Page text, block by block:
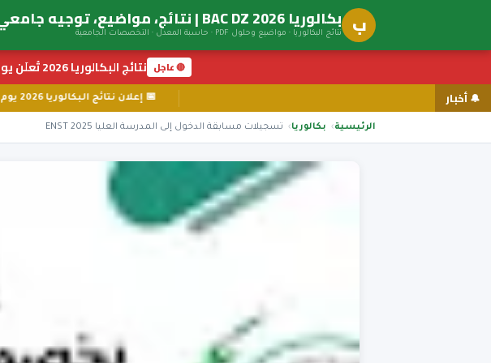
ب بكالوريا BAC DZ 2026 | نتائج، مواضيع، توجيه جامعي
نتائج البكالوريا · مواضيع وحلول PDF · حاسبة المعدل · التخصصات الجامعية
🔴 عاجل نتائج البكالوريا 2026 تُعلَن يوم
🔔 أخبار 📅 إعلان نتائج البكالوريا 2026 يوم الأحد 12 يوليو الساعة 10:00 صباحاً
الرئيسية بكالوريا تسجيلات مسابقة الدخول إلى المدرسة العليا 2025 ENST